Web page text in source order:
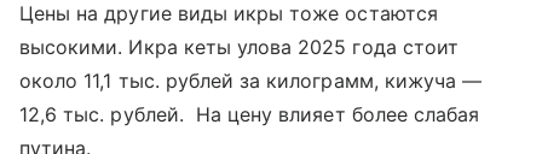
Цены на другие виды икры тоже остаются
высокими. Икра кеты улова 2025 года стоит
около 11,1 тыс. рублей за килограмм, кижуча —
12,6 тыс. рублей. На цену влияет более слабая
путина.